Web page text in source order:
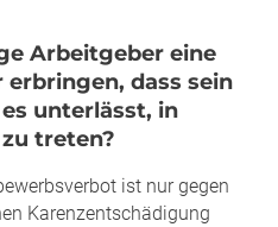
Arbeitgeber eine
dass sein
unterlässt, in
treten?
ist nur gegen
Karenzentschädigung